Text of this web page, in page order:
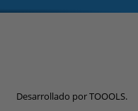
Desarrollado porTOOOLS.